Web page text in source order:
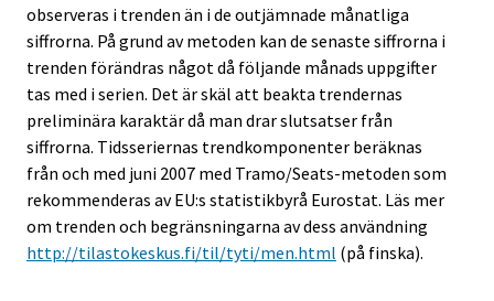
observeras i trenden än i de outjämnade månatliga
siffrorna. På grund av metoden kan de senaste siffrorna i
trenden förändras något då följande månads uppgifter
tas med i serien. Det är skäl att beakta trendernas
preliminära karaktär då man drar slutsatser från
siffrorna. Tidsseriernas trendkomponenter beräknas
från och med juni 2007 med Tramo/Seats-metoden som
rekommenderas av EU:s statistikbyrå Eurostat. Läs mer
om trenden och begränsningarna av dess användning
http://tilastokeskus.fi/til/tyti/men.html (på finska).